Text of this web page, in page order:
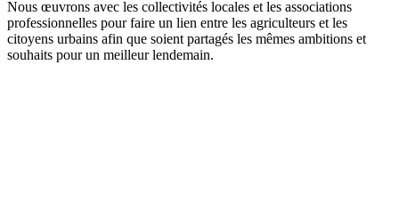
Nous œuvrons avec les collectivités locales et les associations
professionnelles pour faire un lien entre les agriculteurs et les
citoyens urbains afin que soient partagés les mêmes ambitions et
souhaits pour un meilleur lendemain.